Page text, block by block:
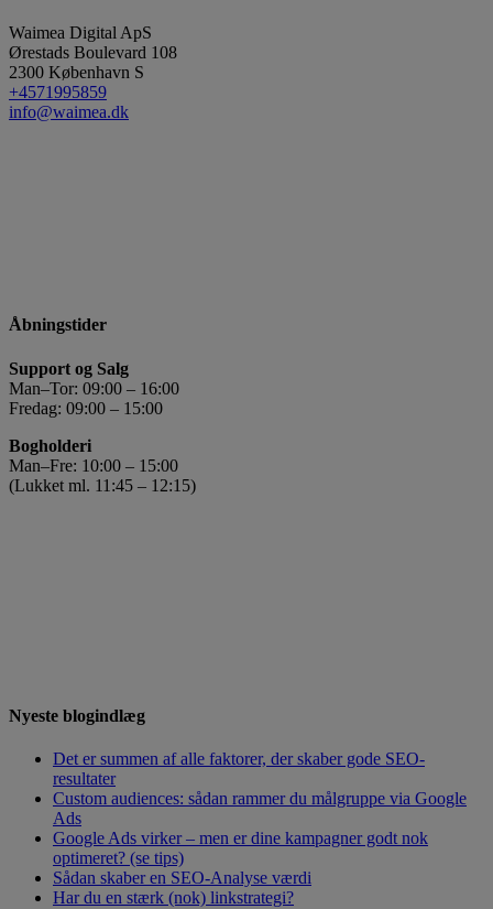
Waimea Digital ApS
Ørestads Boulevard 108
2300 København S
+4571995859
info@waimea.dk
Åbningstider
Support og Salg
Man–Tor: 09:00 – 16:00
Fredag: 09:00 – 15:00
Bogholderi
Man–Fre: 10:00 – 15:00
(Lukket ml. 11:45 – 12:15)
Nyeste blogindlæg
Det er summen af alle faktorer, der skaber gode SEO-
resultater
Custom audiences: sådan rammer du målgruppe via Google
Ads
Google Ads virker – men er dine kampagner godt nok
optimeret? (se tips)
Sådan skaber en SEO-Analyse værdi
Har du en stærk (nok) linkstrategi?